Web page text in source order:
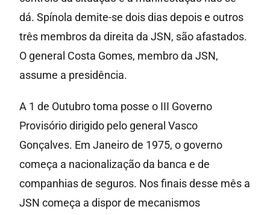
dá. Spínola demite-se dois dias depois e outros
três membros da direita da JSN, são afastados.
O general Costa Gomes, membro da JSN,
assume a presidência.
A 1 de Outubro toma posse o III Governo
Provisório dirigido pelo general Vasco
Gonçalves. Em Janeiro de 1975, o governo
começa a nacionalização da banca e de
companhias de seguros. Nos finais desse mês a
JSN começa a dispor de mecanismos